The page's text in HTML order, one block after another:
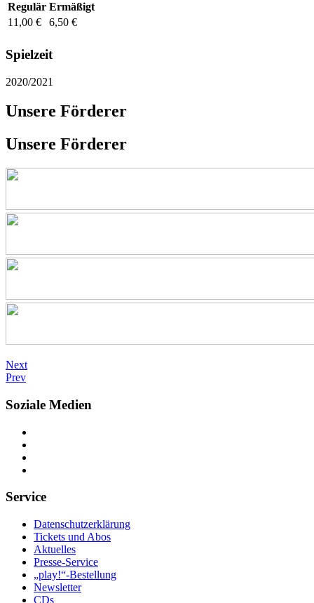
Regulär Ermäßigt
11,00 €
6,50 €
Spielzeit
2020/2021
Unsere Förderer
Unsere Förderer
Next
Prev
Soziale Medien
Service
Datenschutzerklärung
Tickets und Abos
Aktuelles
Presse-Service
„play!“-Bestellung
Newsletter
CDs